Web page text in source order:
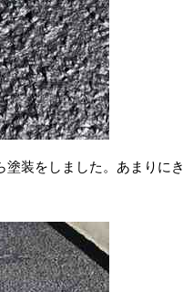
装をしました。あまりにき